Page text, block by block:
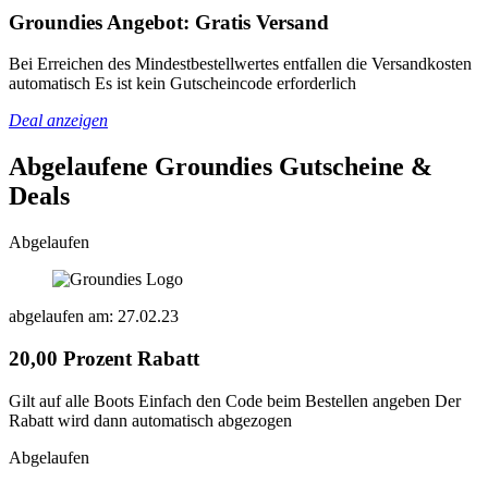
Groundies Angebot: Gratis Versand
Bei Erreichen des Mindestbestellwertes entfallen die Versandkosten
automatisch Es ist kein Gutscheincode erforderlich
Deal anzeigen
Abgelaufene Groundies Gutscheine &
Deals
Abgelaufen
abgelaufen am: 27.02.23
20,00 Prozent Rabatt
Gilt auf alle Boots Einfach den Code beim Bestellen angeben Der
Rabatt wird dann automatisch abgezogen
Abgelaufen